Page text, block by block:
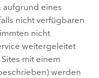
aufgrund eines
nicht verfügbaren
nicht
weitergeleitet
mit einem
werden